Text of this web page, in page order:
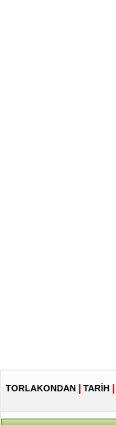
TORLAKONDAN TARİH